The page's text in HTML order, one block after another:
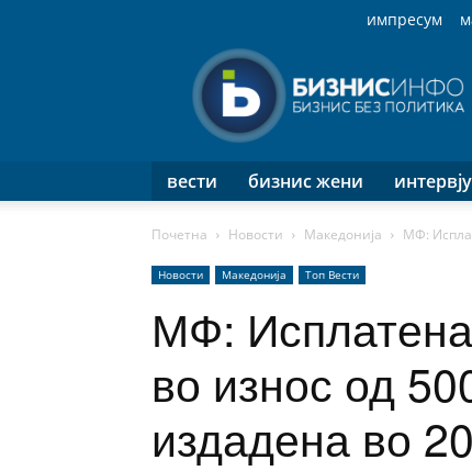
импресум
Инфо
вести бизнис жени
Почетна Новости Македонија МФ:
Новости Македонија Топ Вести
МФ:
во износ од
издадена во